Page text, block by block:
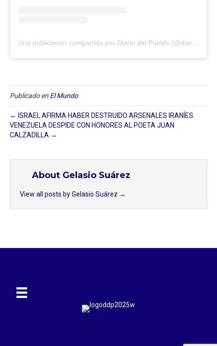
Publicado en El Mundo
← ISRAEL AFIRMA HABER DESTRUIDO ARSENALES IRANÍES
VENEZUELA DESPIDE CON HONORES AL POETA JUAN
CALZADILLA →
About Gelasio Suárez
View all posts by Gelasio Suárez →